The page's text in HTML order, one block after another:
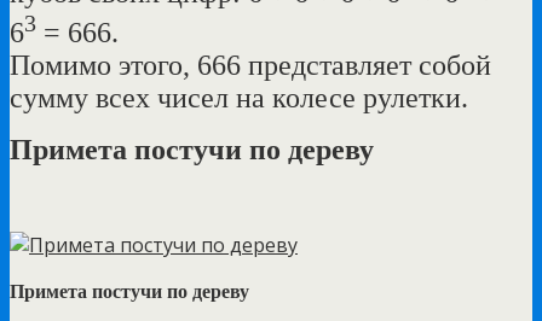
63 = 666.
Помимо этого, 666 представляет собой
сумму всех чисел на колесе рулетки.
Примета постучи по дереву
Примета постучи по дереву